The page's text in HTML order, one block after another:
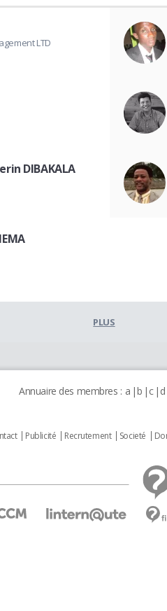
LTD
DIBAKALA
PLUS
Annuaire des membres : a b c d
Publicité Recrutement Societé